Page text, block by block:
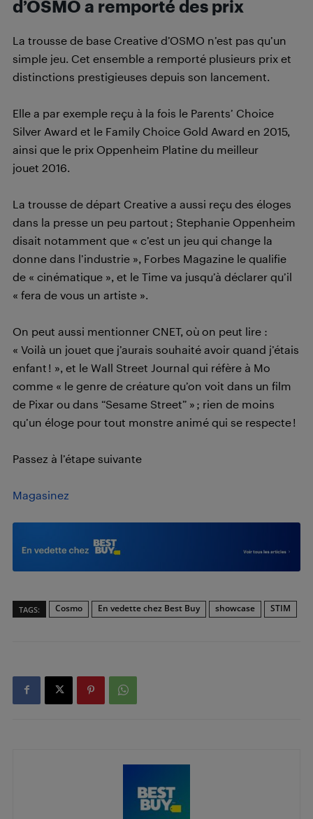
d’OSMO a remporté des prix
La trousse de base Creative d’OSMO n’est pas qu’un
simple jeu. Cet ensemble a remporté plusieurs prix et
distinctions prestigieuses depuis son lancement.
Elle a par exemple reçu à la fois le Parents’ Choice
Silver Award et le Family Choice Gold Award en 2015,
ainsi que le prix Oppenheim Platine du meilleur
jouet 2016.
La trousse de départ Creative a aussi reçu des éloges
dans la presse un peu partout ; Stephanie Oppenheim
disait notamment que « c’est un jeu qui change la
donne dans l’industrie », Forbes Magazine le qualifie
de « cinématique », et le Time va jusqu’à déclarer qu’il
« fera de vous un artiste ».
On peut aussi mentionner CNET, où on peut lire :
« Voilà un jouet que j’aurais souhaité avoir quand j’étais
enfant ! », et le Wall Street Journal qui réfère à Mo
comme « le genre de créature qu’on voit dans un film
de Pixar ou dans “Sesame Street” » ; rien de moins
qu’un éloge pour tout monstre animé qui se respecte !
Passez à l’étape suivante
Magasinez
TAGS: Cosmo En vedette chez Best Buy showcase STIM